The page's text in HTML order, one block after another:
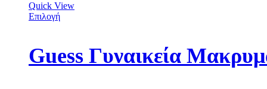
Quick View
Επιλογή
Guess Γυναικεία